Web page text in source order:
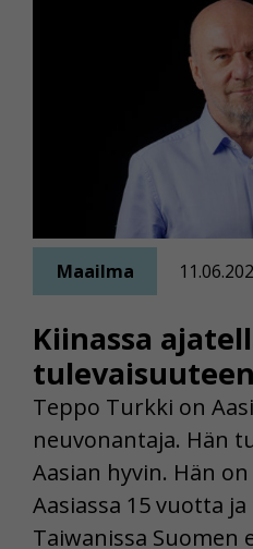
Kiinassa
tulevaisuuteen
Maailma
Teppo Turkki on
neuvonantaja. Hän
Aasian hyvin. Hän
Aasiassa 15 vuotta
Taiwanissa Suomen